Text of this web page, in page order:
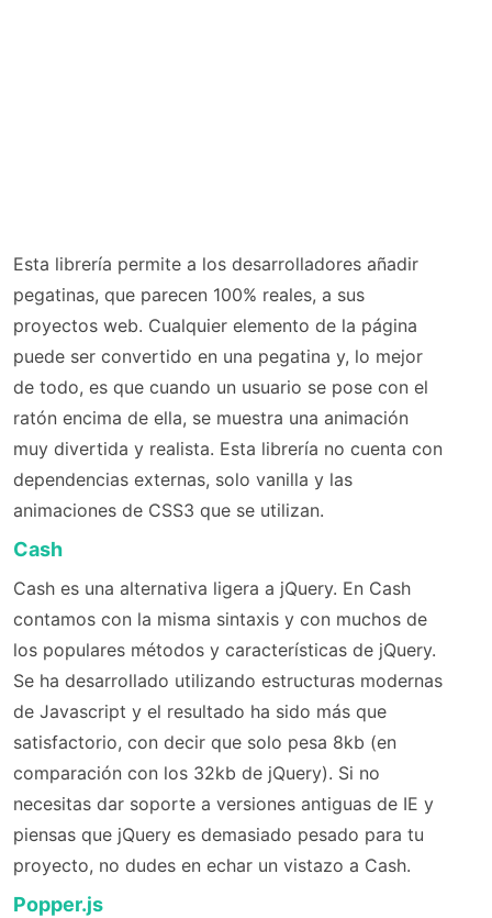
Esta librería permite a los desarrolladores añadir
pegatinas, que parecen 100% reales, a sus
proyectos web. Cualquier elemento de la página
puede ser convertido en una pegatina y, lo mejor
de todo, es que cuando un usuario se pose con el
ratón encima de ella, se muestra una animación
muy divertida y realista. Esta librería no cuenta con
dependencias externas, solo vanilla y las
animaciones de CSS3 que se utilizan.
Cash
Cash es una alternativa ligera a jQuery. En Cash
contamos con la misma sintaxis y con muchos de
los populares métodos y características de jQuery.
Se ha desarrollado utilizando estructuras modernas
de Javascript y el resultado ha sido más que
satisfactorio, con decir que solo pesa 8kb (en
comparación con los 32kb de jQuery). Si no
necesitas dar soporte a versiones antiguas de IE y
piensas que jQuery es demasiado pesado para tu
proyecto, no dudes en echar un vistazo a Cash.
Popper.js